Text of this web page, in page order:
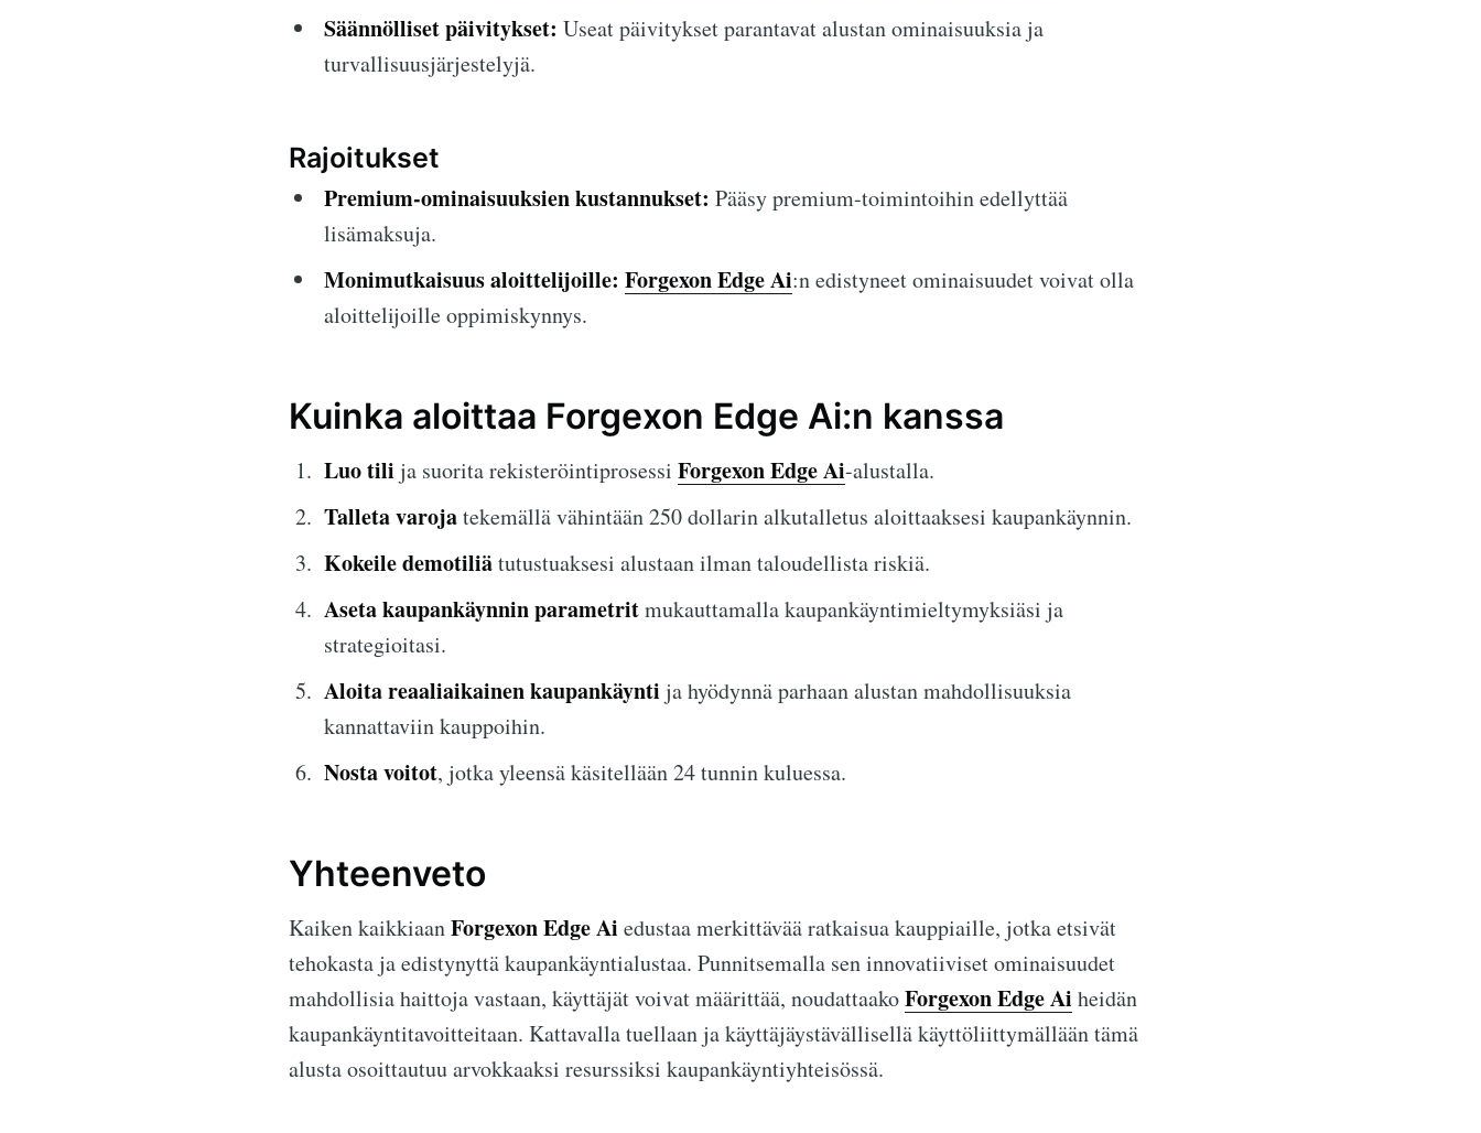
Säännölliset päivitykset: Useat päivitykset parantavat alustan ominaisuuksia ja
turvallisuusjärjestelyjä.
Rajoitukset
Premium-ominaisuuksien kustannukset: Pääsy premium-toimintoihin edellyttää
lisämaksuja.
Monimutkaisuus aloittelijoille: Forgexon Edge Ai:n edistyneet ominaisuudet voivat olla
aloittelijoille oppimiskynnys.
Kuinka aloittaa Forgexon Edge Ai:n kanssa
Luo tili ja suorita rekisteröintiprosessi Forgexon Edge Ai-alustalla.
Talleta varojatekemällä vähintään 250 dollarin alkutalletus aloittaaksesi kaupankäynnin.
Kokeile demotiliätutustuaksesi alustaan ilman taloudellista riskiä.
Aseta kaupankäynnin parametritmukauttamalla kaupankäyntimieltymyksiäsi ja
strategioitasi.
Aloita reaaliaikainen kaupankäynti ja hyödynnä parhaan alustan mahdollisuuksia
kannattaviin kauppoihin.
Nosta voitot, jotka yleensä käsitellään 24 tunnin kuluessa.
Yhteenveto
Kaiken kaikkiaanForgexon Edge Ai edustaa merkittävää ratkaisua kauppiaille, jotka etsivät
tehokasta ja edistynyttä kaupankäyntialustaa. Punnitsemalla sen innovatiiviset ominaisuudet
mahdollisia haittoja vastaan, käyttäjät voivat määrittää, noudattaakoForgexon Edge Ai heidän
kaupankäyntitavoitteitaan. Kattavalla tuellaan ja käyttäjäystävällisellä käyttöliittymällään tämä
alusta osoittautuu arvokkaaksi resurssiksi kaupankäyntiyhteisössä.